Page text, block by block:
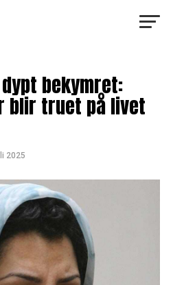
bekymret:
blir truet på livet
2025